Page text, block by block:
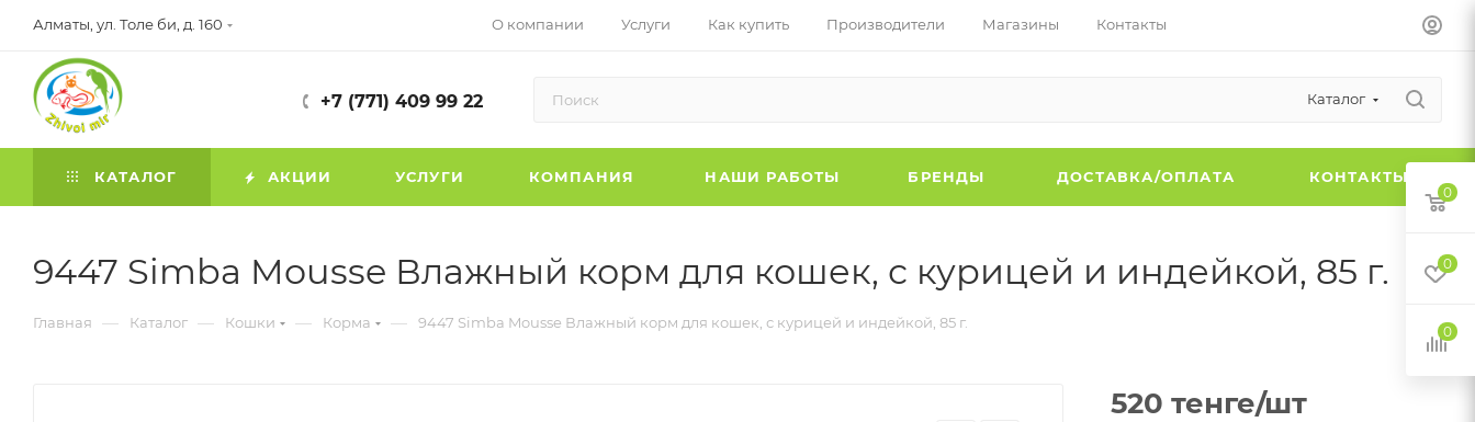
Алматы, ул. Толе би, д. 160 О компании Услуги Как купить Производители Магазины Контакты
+7 (771) 409 99 22 Каталог
КАТАЛОГ АКЦИИ УСЛУГИ КОМПАНИЯ НАШИ РАБОТЫ БРЕНДЫ ДОСТАВКА/ОПЛАТА КОНТАКТЫ
9447 Simba Mousse Влажный корм для кошек, с курицей и индейкой, 85 г.
Главная — Каталог — Кошки — Корма — 9447 Simba Mousse Влажный корм для кошек, с курицей и индейкой, 85 г.
520 тенге/шт
0
0
0